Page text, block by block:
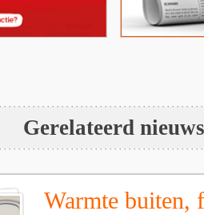
Gerelateerd nieuws
Warmte buiten,